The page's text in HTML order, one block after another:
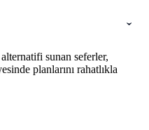
sunan seferler,
planlarını rahatlıkla